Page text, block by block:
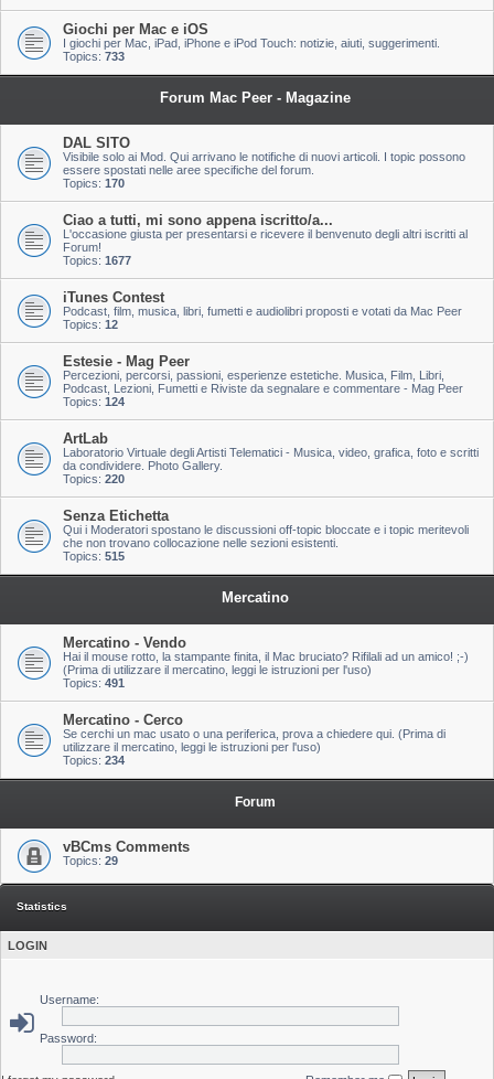
Giochi per Mac e iOS
I giochi per Mac, iPad, iPhone e iPod Touch: notizie, aiuti, suggerimenti.
Topics: 733
Forum Mac Peer - Magazine
DAL SITO
Visibile solo ai Mod. Qui arrivano le notifiche di nuovi articoli. I topic possono
essere spostati nelle aree specifiche del forum.
Topics: 170
Ciao a tutti, mi sono appena iscritto/a...
L'occasione giusta per presentarsi e ricevere il benvenuto degli altri iscritti al
Forum!
Topics: 1677
iTunes Contest
Podcast, film, musica, libri, fumetti e audiolibri proposti e votati da Mac Peer
Topics: 12
Estesie - Mag Peer
Percezioni, percorsi, passioni, esperienze estetiche. Musica, Film, Libri,
Podcast, Lezioni, Fumetti e Riviste da segnalare e commentare - Mag Peer
Topics: 124
ArtLab
Laboratorio Virtuale degli Artisti Telematici - Musica, video, grafica, foto e scritti
da condividere. Photo Gallery.
Topics: 220
Senza Etichetta
Qui i Moderatori spostano le discussioni off-topic bloccate e i topic meritevoli
che non trovano collocazione nelle sezioni esistenti.
Topics: 515
Mercatino
Mercatino - Vendo
Hai il mouse rotto, la stampante finita, il Mac bruciato? Rifilali ad un amico! ;-)
(Prima di utilizzare il mercatino, leggi le istruzioni per l'uso)
Topics: 491
Mercatino - Cerco
Se cerchi un mac usato o una periferica, prova a chiedere qui. (Prima di
utilizzare il mercatino, leggi le istruzioni per l'uso)
Topics: 234
Forum
vBCms Comments
Topics: 29
Statistics
LOGIN
Username:
Password: